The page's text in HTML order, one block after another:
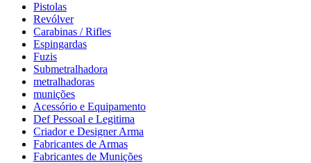
Pistolas
Revólver
Carabinas / Rifles
Espingardas
Fuzis
Submetralhadora
metralhadoras
munições
Acessório e Equipamento
Def Pessoal e Legitima
Criador e Designer Arma
Fabricantes de Armas
Fabricantes de Munições